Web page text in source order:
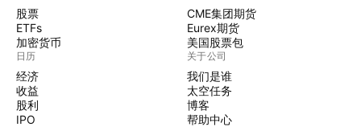
股票
ETFs
加密货币
日历
经济
收益
股利
IPO
CME集团期货
Eurex期货
美国股票包
关于公司
我们是谁
太空任务
博客
帮助中心